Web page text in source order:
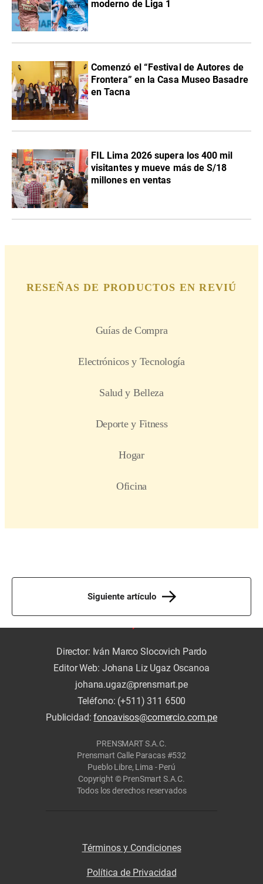
moderno de Liga 1
Comenzó el “Festival de Autores de
Frontera” en la Casa Museo Basadre
en Tacna
FIL Lima 2026 supera los 400 mil
visitantes y mueve más de S/18
millones en ventas
Siguiente artículo
Director: Iván Marco Slocovich Pardo
Editor Web: Johana Liz Ugaz Oscanoa
johana.ugaz@prensmart.pe
Teléfono: (+511) 311 6500
Publicidad:fonoavisos@comercio.com.pe
PRENSMART S.A.C.
Prensmart Calle Paracas #532
Pueblo Libre, Lima - Perú
Copyright © PrenSmart S.A.C.
Todos los derechos reservados
Términos y Condiciones
Política de Privacidad